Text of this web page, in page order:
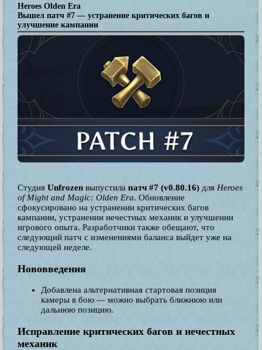
Heroes Olden Era
Вышел патч #7 — устранение критических багов и
улучшение кампании
Студия Unfrozen выпустила патч #7 (v0.80.16) для Heroes
of Might and Magic: Olden Era. Обновление
сфокусировано на устранении критических багов
кампании, устранении нечестных механик и улучшении
игрового опыта. Разработчики также обещают, что
следующий патч с изменениями баланса выйдет уже на
следующей неделе.
Нововведения
Добавлена альтернативная стартовая позиция
камеры в бою — можно выбрать ближнюю или
дальнюю позицию.
Исправление критических багов и нечестных
механик